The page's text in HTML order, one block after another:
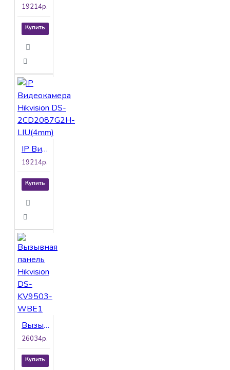
19214р.
Купить
IP Видеокамера Hikvision DS-2CD2087G2H-LIU(4mm)
19214р.
Купить
Вызывная панель Hikvision DS-KV9503-WBE1
26034р.
Купить